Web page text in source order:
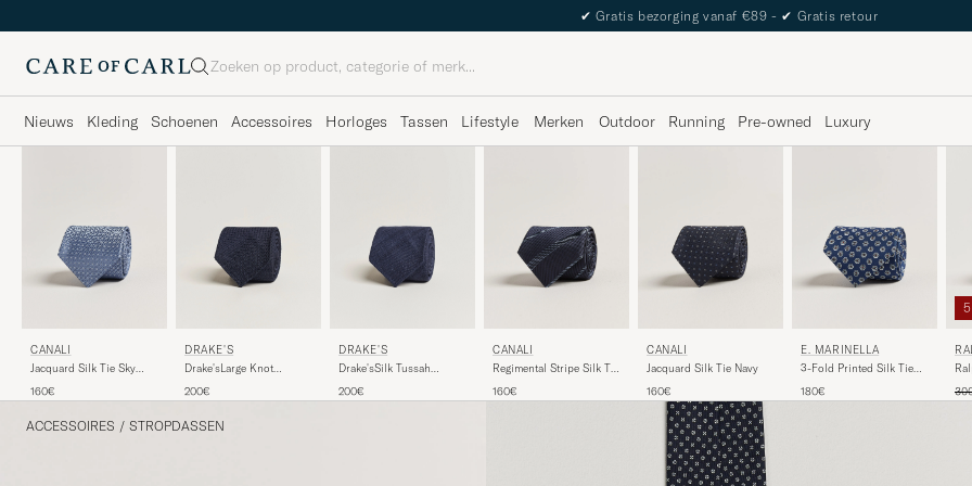
The Care of Carl Passport
Zoeken
Nieuws Kleding Schoenen Accessoires Horloges Tassen Lifestyle Merken Outdoor Running Pre-owned Luxury
CANALI
Jacquard Silk Tie Sky
160€
DRAKE'S
Drake'sLarge Knot
Silk TieNavy
200€
DRAKE'S
Drake'sSilk Tussah
200€
CANALI
Regimental Stripe Silk Tie
160€
CANALI
Jacquard Silk Tie Navy
160€
E. MARINELLA
3-Fold Printed Silk Tie
180€
E
ACCESSOIRES / STROPDASSEN